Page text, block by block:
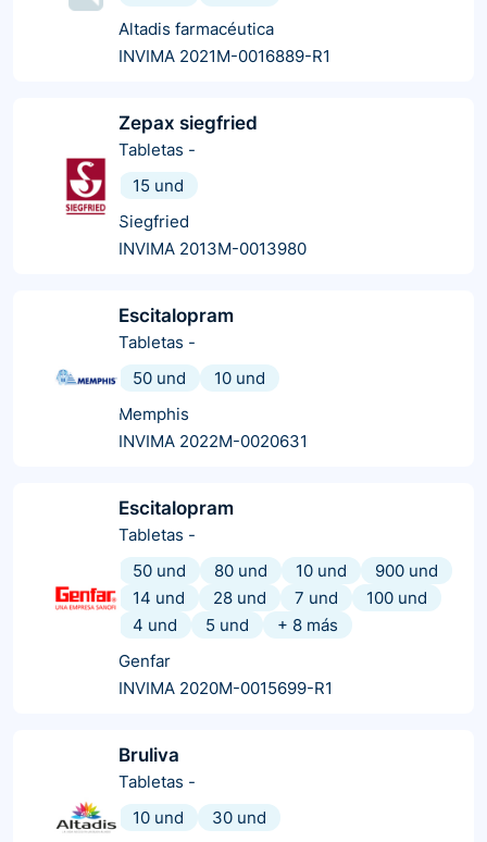
Altadis farmacéutica
INVIMA 2021M-0016889-R1
Zepax siegfried
Tabletas -
15 und
Siegfried
INVIMA 2013M-0013980
Escitalopram
Tabletas -
50 und
10 und
Memphis
INVIMA 2022M-0020631
Escitalopram
Tabletas -
50 und
80 und 10 und
900 und
14 und
28 und 7 und
100 und
4 und
5 und + 8 más
Genfar
INVIMA 2020M-0015699-R1
Bruliva
Tabletas -
10 und
30 und